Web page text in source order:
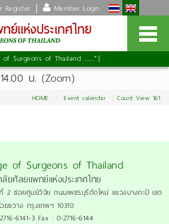
Register Member Login
Surgeons of Thailand ......." |
น. (Zoom)
HOME Event calendar Count View 161
of Surgeons of Thailand
ยศัลยแพทย์แห่งประเทศไทย
2 ซอยศูนย์วิจัย ถนนเพชรบุรีตัดใหม่ แขวงบางกะปิ เขต
ยขวาง กรุงเทพฯ 10310
6141-3 Fax : 0-2716-6144